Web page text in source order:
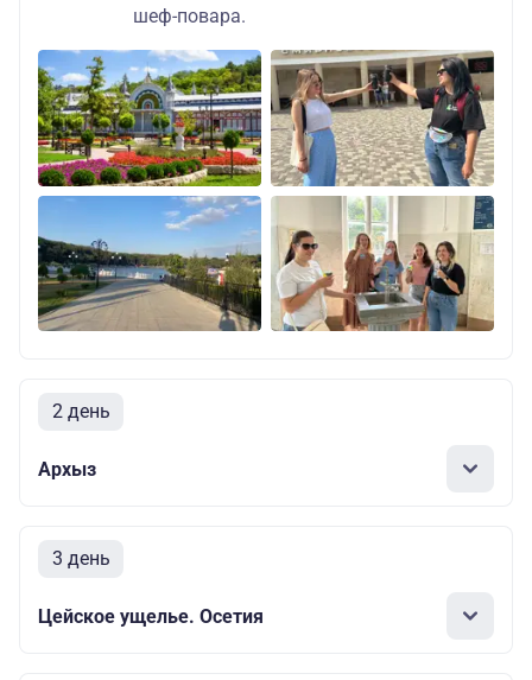
шеф-повара.
2 день
Архыз
3 день
Цейское ущелье. Осетия